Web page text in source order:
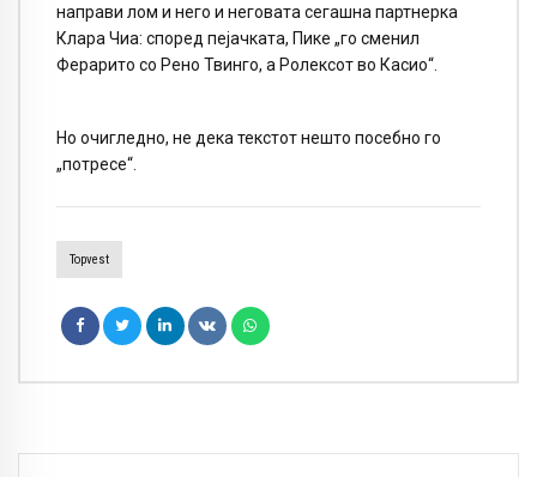
направи лом и него и неговата сегашна партнерка
Клара Чиа: според пејачката, Пике „го сменил
Ферарито со Рено Твинго, а Ролексот во Касио“.
Но очигледно, не дека текстот нешто посебно го
„потресе“.
Topvest